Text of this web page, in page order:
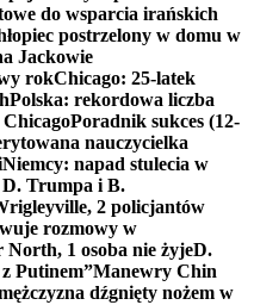
do wsparcia irańskich
postrzelony w domu w
Jackowie
rokChicago: 25-latek
Polska: rekordowa liczba
Poradnik sukces (12-
nauczycielka
Niemcy: napad stulecia w
Trumpa i B.
2 policjantów
rozmowy w
1 osoba nie żyjeD.
Putinem”Manewry Chin
dźgnięty nożem w